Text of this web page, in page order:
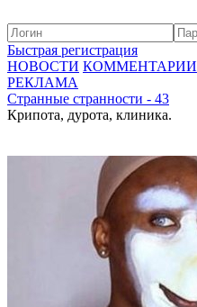
Быстрая регистрация
НОВОСТИ КОММЕНТАРИИ
РЕКЛАМА
Странные странности - 43
Крипота, дурота, клиника.